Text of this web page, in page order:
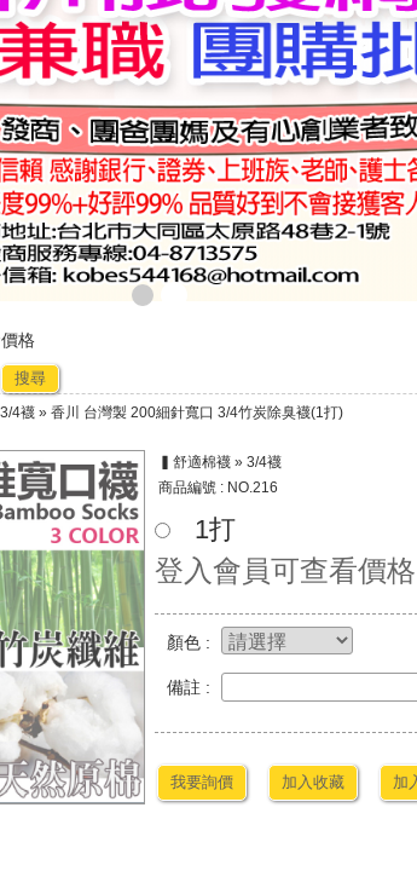
格
術~☆ ★
搜尋
3/4襪 » 香川 台灣製 200細針寬口 3/4竹炭除臭襪(1打)
▍舒適棉襪 » 3/4襪
商品編號 : NO.216
1打
登入會員可查看價格
顏色 :
備註 :
我要詢價 加入收藏 加